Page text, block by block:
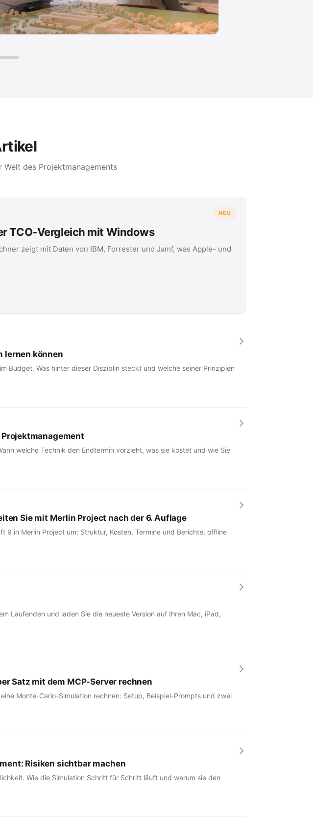
des Projektmanagements
NEU
TCO-Vergleich mit Windows
zeigt mit Daten von IBM, Forrester und Jamf, was Apple- und
lernen können
Budget. Was hinter dieser Disziplin steckt und welche seiner Prinzipien
welche Technik den Endtermin vorzieht, was sie kostet und wie Sie
Sie mit Merlin Project nach der 6. Auflage
9 in Merlin Project um: Struktur, Kosten, Termine und Berichte, offline
Laufenden und laden Sie die neueste Version auf Ihren Mac, iPad,
Satz mit dem MCP-Server rechnen
Monte-Carlo-Simulation rechnen: Setup, Beispiel-Prompts und zwei
Risiken sichtbar machen
Wie die Simulation Schritt für Schritt läuft und warum sie den